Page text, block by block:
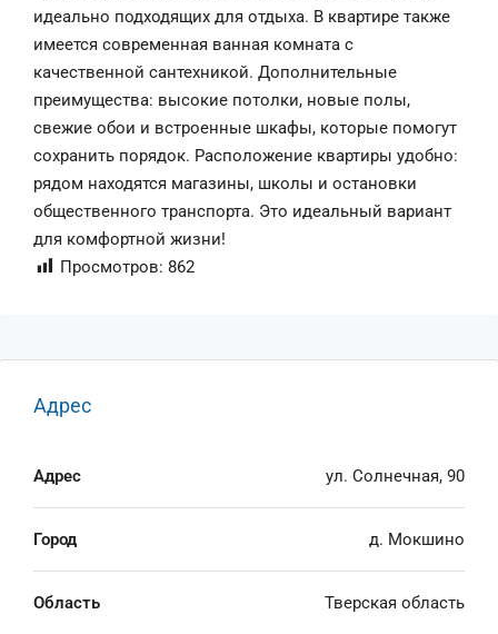
идеально подходящих для отдыха. В квартире также
имеется современная ванная комната с
качественной сантехникой. Дополнительные
преимущества: высокие потолки, новые полы,
свежие обои и встроенные шкафы, которые помогут
сохранить порядок. Расположение квартиры удобно:
рядом находятся магазины, школы и остановки
общественного транспорта. Это идеальный вариант
для комфортной жизни!
Просмотров: 862
Адрес
Адрес ул. Солнечная, 90
Город д. Мокшино
Область Тверская область